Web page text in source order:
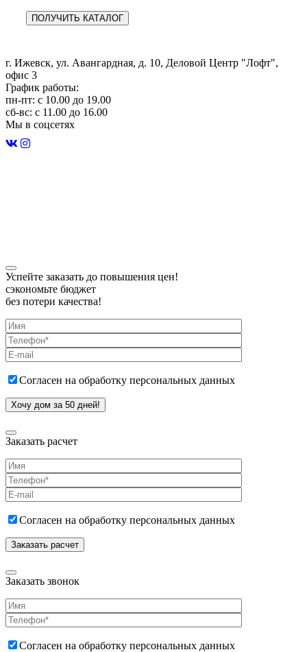
г. Ижевск, ул. Авангардная, д. 10, Деловой Центр "Лофт",
офис 3
График работы:
пн-пт: с 10.00 до 19.00
сб-вс: с 11.00 до 16.00
Мы в соцсетях
Успейте заказать до повышения цен!
сэкономьте бюджет
без потери качества!
Согласен на обработку персональных данных
Заказать расчет
Согласен на обработку персональных данных
Заказать звонок
Согласен на обработку персональных данных